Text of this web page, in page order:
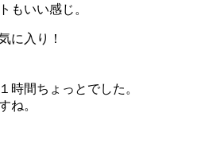
もいい感じ。
に入り！
時間ちょっとでした。
ね。